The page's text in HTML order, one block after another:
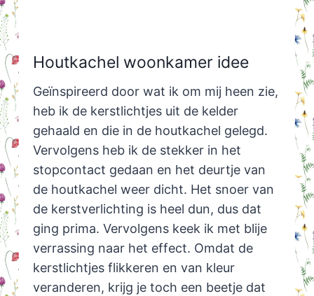
Houtkachel woonkamer idee
Geïnspireerd door wat ik om mij heen zie,
heb ik de kerstlichtjes uit de kelder
gehaald en die in de houtkachel gelegd.
Vervolgens heb ik de stekker in het
stopcontact gedaan en het deurtje van
de houtkachel weer dicht. Het snoer van
de kerstverlichting is heel dun, dus dat
ging prima. Vervolgens keek ik met blije
verrassing naar het effect. Omdat de
kerstlichtjes flikkeren en van kleur
veranderen, krijg je toch een beetje dat